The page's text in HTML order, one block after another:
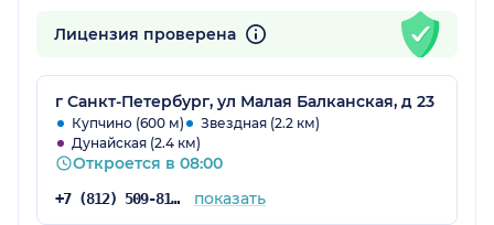
Лицензия проверена
г Санкт-Петербург, ул Малая Балканская, д 23
Купчино (600 м)
Звездная (2.2 км)
Дунайская (2.4 км)
Откроется в 08:00
+7 (812) 509-81-68 показать